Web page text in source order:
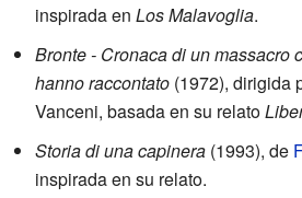
inspirada en Los Malavoglia.
Bronte - Cronaca di un massacro
hanno raccontato (1972), dirigida
Vanceni, basada en su relato
Storia di una capinera (1993), de
inspirada en su relato.